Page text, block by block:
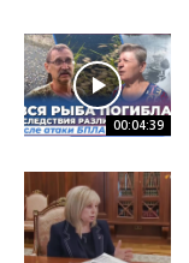
00:04:39